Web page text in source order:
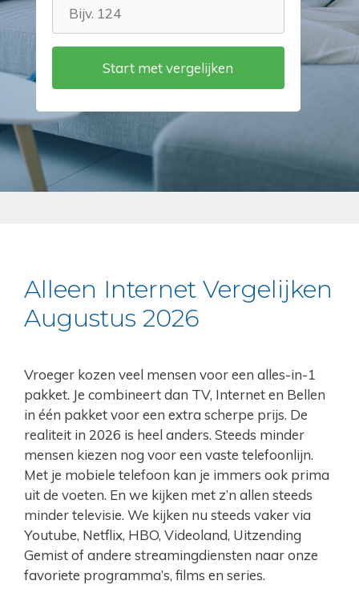
Alleen Internet Vergelijken
Augustus 2026
Vroeger kozen veel mensen voor een alles-in-1
pakket. Je combineert dan TV, Internet en Bellen
in één pakket voor een extra scherpe prijs. De
realiteit in 2026 is heel anders. Steeds minder
mensen kiezen nog voor een vaste telefoonlijn.
Met je mobiele telefoon kan je immers ook prima
uit de voeten. En we kijken met z’n allen steeds
minder televisie. We kijken nu steeds vaker via
Youtube, Netflix, HBO, Videoland, Uitzending
Gemist of andere streamingdiensten naar onze
favoriete programma’s, films en series.